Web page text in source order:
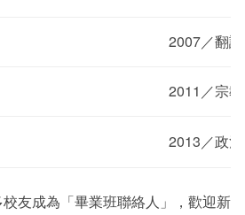
2007／翻譯
2011／宗
2013／政
友成為「畢業班聯絡人」，歡迎新